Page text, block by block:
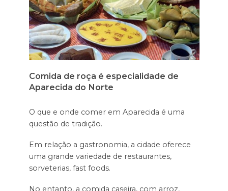
Comida de roça é especialidade de
Aparecida do Norte
O que e onde comer em Aparecida é uma
questão de tradição.
Em relação a gastronomia, a cidade oferece
uma grande variedade de restaurantes,
sorveterias, fast foods.
No entanto, a comida caseira, com arroz,